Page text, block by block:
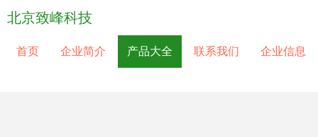
北京致峰科技
首页 企业简介 产品大全 联系我们 企业信息